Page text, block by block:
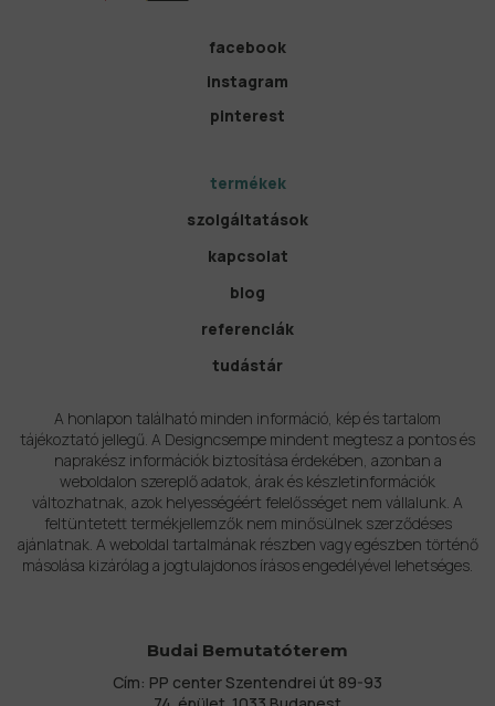
facebook
instagram
pinterest
termékek
szolgáltatások
kapcsolat
blog
referenciák
tudástár
A honlapon található minden információ, kép és tartalom
tájékoztató jellegű. A Designcsempe mindent megtesz a pontos és
naprakész információk biztosítása érdekében, azonban a
weboldalon szereplő adatok, árak és készletinformációk
változhatnak, azok helyességéért felelősséget nem vállalunk. A
feltüntetett termékjellemzők nem minősülnek szerződéses
ajánlatnak. A weboldal tartalmának részben vagy egészben történő
másolása kizárólag a jogtulajdonos írásos engedélyével lehetséges.
Budai Bemutatóterem
Cím: PP center Szentendrei út 89-93